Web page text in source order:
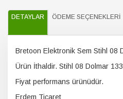
DETAYLAR ÖDEME SEÇENEKLERI
Bretoon Elektronik Sem Stihl 08
Ürün İthaldir. Stihl 08 Dolmar
Fiyat performans ürünüdür.
Erdem Ticaret